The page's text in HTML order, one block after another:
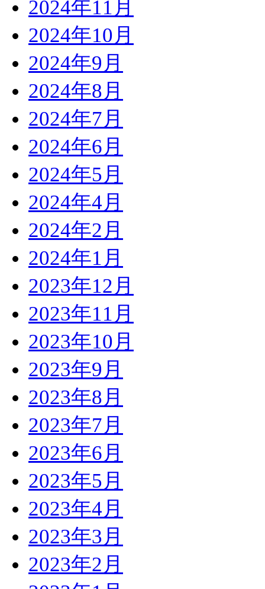
2024年11月
2024年10月
2024年9月
2024年8月
2024年7月
2024年6月
2024年5月
2024年4月
2024年2月
2024年1月
2023年12月
2023年11月
2023年10月
2023年9月
2023年8月
2023年7月
2023年6月
2023年5月
2023年4月
2023年3月
2023年2月